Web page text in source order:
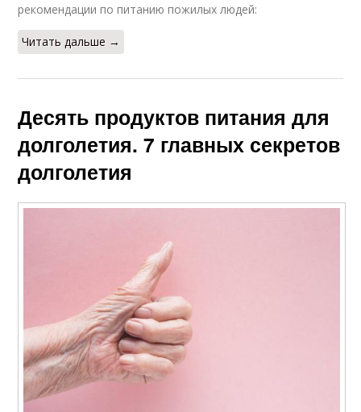
рекомендации по питанию пожилых людей:
Читать дальше →
Десять продуктов питания для
долголетия. 7 главных секретов
долголетия